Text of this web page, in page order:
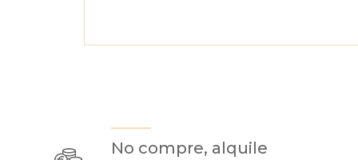
No compre, alquile